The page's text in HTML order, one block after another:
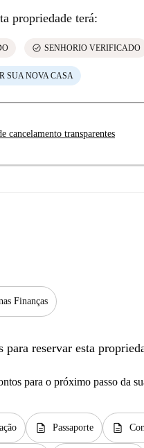
propriedade terá:
check_circle SENHORIO VERIFICADO
SUA NOVA CASA
cancelamento transparentes
Finanças
para reservar esta
para o próximo passo da
description Passaporte description